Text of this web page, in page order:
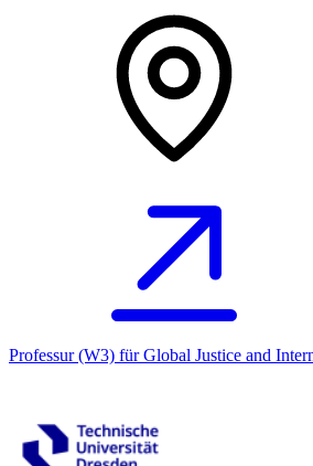
Professur (W3) für Global Justice and